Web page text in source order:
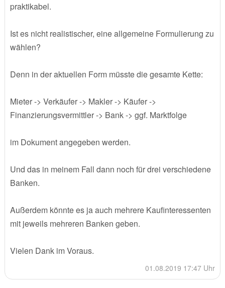
praktikabel.
Ist es nicht realistischer, eine allgemeine Formulierung zu
wählen?
Denn in der aktuellen Form müsste die gesamte Kette:
Mieter -> Verkäufer -> Makler -> Käufer ->
Finanzierungsvermittler -> Bank -> ggf. Marktfolge
im Dokument angegeben werden.
Und das in meinem Fall dann noch für drei verschiedene
Banken.
Außerdem könnte es ja auch mehrere Kaufinteressenten
mit jeweils mehreren Banken geben.
Vielen Dank im Voraus.
01.08.2019 17:47 Uhr